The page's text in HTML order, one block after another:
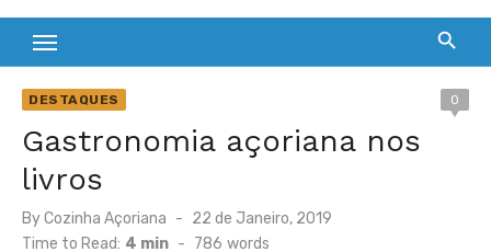
DESTAQUES 0
Gastronomia açoriana nos
livros
ByCozinha Açoriana
Posted
on
22 de Janeiro, 2019
Time to Read: 4 min - 786 words